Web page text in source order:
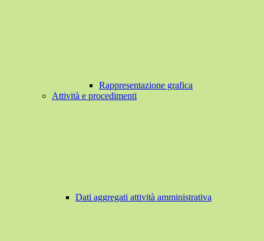
Rappresentazione grafica
Attività e procedimenti
Dati aggregati attività amministrativa